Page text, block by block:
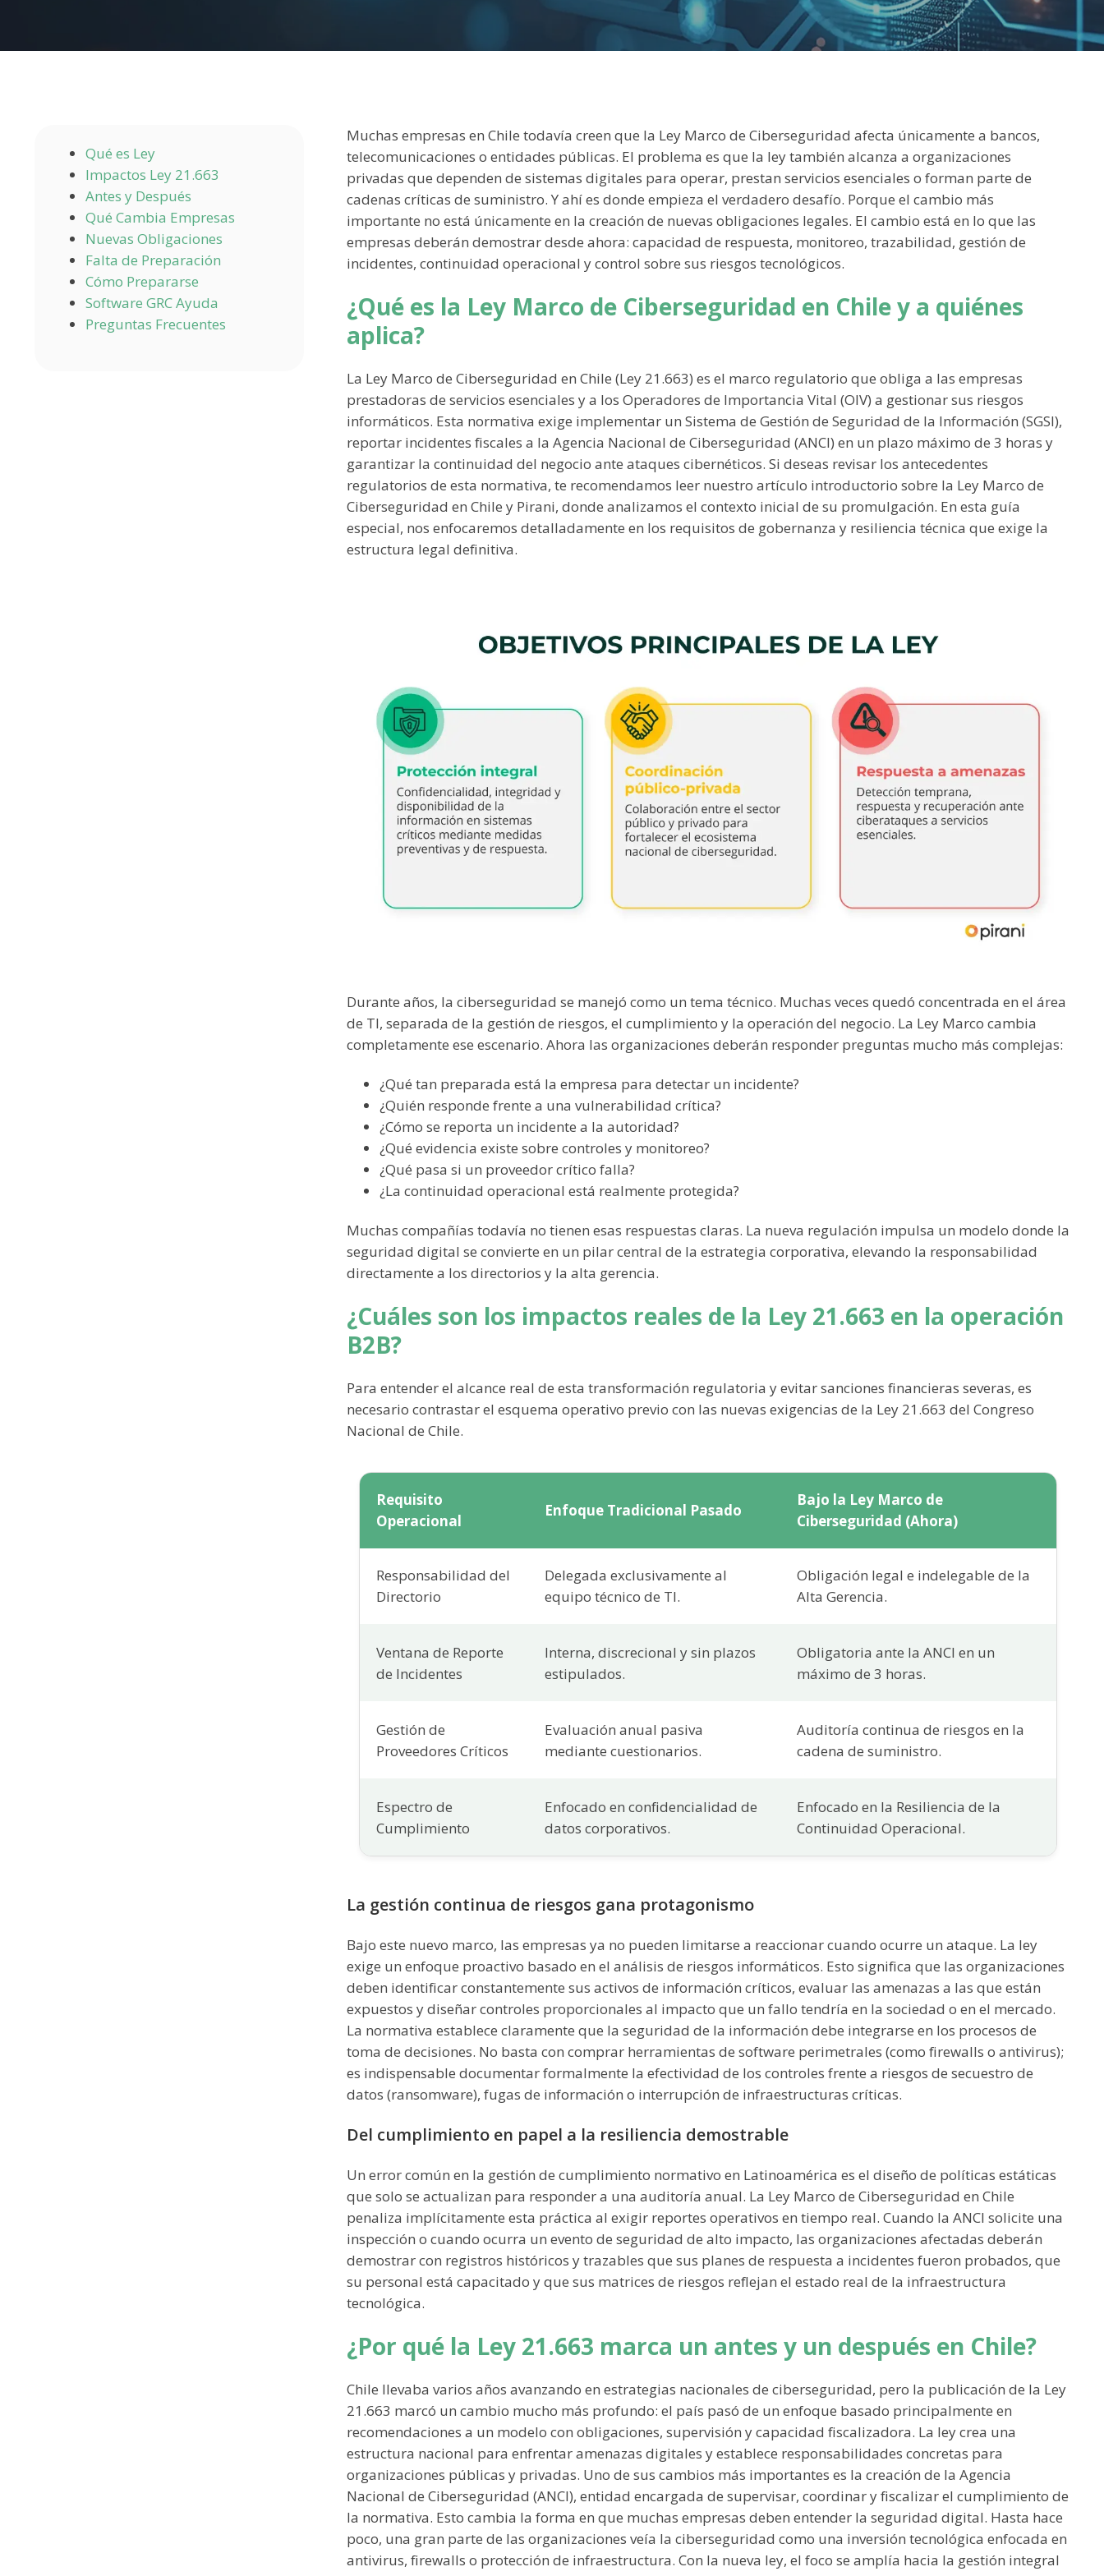
Qué es Ley
Impactos Ley 21.663
Antes y Después
Qué Cambia Empresas
Nuevas Obligaciones
Falta de Preparación
Cómo Prepararse
Software GRC Ayuda
Preguntas Frecuentes
Muchas empresas en Chile todavía creen que la Ley Marco de Ciberseguridad afecta únicamente a bancos,
telecomunicaciones o entidades públicas. El problema es que la ley también alcanza a organizaciones
privadas que dependen de sistemas digitales para operar, prestan servicios esenciales o forman parte de
cadenas críticas de suministro. Y ahí es donde empieza el verdadero desafío. Porque el cambio más
importante no está únicamente en la creación de nuevas obligaciones legales. El cambio está en lo que las
empresas deberán demostrar desde ahora: capacidad de respuesta, monitoreo, trazabilidad, gestión de
incidentes, continuidad operacional y control sobre sus riesgos tecnológicos.
¿Qué es la Ley Marco de Ciberseguridad en Chile y a quiénes
aplica?
La Ley Marco de Ciberseguridad en Chile (Ley 21.663) es el marco regulatorio que obliga a las empresas
prestadoras de servicios esenciales y a los Operadores de Importancia Vital (OIV) a gestionar sus riesgos
informáticos. Esta normativa exige implementar un Sistema de Gestión de Seguridad de la Información (SGSI),
reportar incidentes fiscales a la Agencia Nacional de Ciberseguridad (ANCI) en un plazo máximo de 3 horas y
garantizar la continuidad del negocio ante ataques cibernéticos. Si deseas revisar los antecedentes
regulatorios de esta normativa, te recomendamos leer nuestro artículo introductorio sobre la Ley Marco de
Ciberseguridad en Chile y Pirani, donde analizamos el contexto inicial de su promulgación. En esta guía
especial, nos enfocaremos detalladamente en los requisitos de gobernanza y resiliencia técnica que exige la
estructura legal definitiva.
Durante años, la ciberseguridad se manejó como un tema técnico. Muchas veces quedó concentrada en el área
de TI, separada de la gestión de riesgos, el cumplimiento y la operación del negocio. La Ley Marco cambia
completamente ese escenario. Ahora las organizaciones deberán responder preguntas mucho más complejas:
¿Qué tan preparada está la empresa para detectar un incidente?
¿Quién responde frente a una vulnerabilidad crítica?
¿Cómo se reporta un incidente a la autoridad?
¿Qué evidencia existe sobre controles y monitoreo?
¿Qué pasa si un proveedor crítico falla?
¿La continuidad operacional está realmente protegida?
Muchas compañías todavía no tienen esas respuestas claras. La nueva regulación impulsa un modelo donde la
seguridad digital se convierte en un pilar central de la estrategia corporativa, elevando la responsabilidad
directamente a los directorios y la alta gerencia.
¿Cuáles son los impactos reales de la Ley 21.663 en la operación
B2B?
Para entender el alcance real de esta transformación regulatoria y evitar sanciones financieras severas, es
necesario contrastar el esquema operativo previo con las nuevas exigencias de la Ley 21.663 del Congreso
Nacional de Chile.
Requisito
Operacional
Enfoque Tradicional Pasado
Bajo la Ley Marco de
Ciberseguridad (Ahora)
Responsabilidad del
Directorio
Delegada exclusivamente al
equipo técnico de TI.
Obligación legal e indelegable de la
Alta Gerencia.
Ventana de Reporte
de Incidentes
Interna, discrecional y sin plazos
estipulados.
Obligatoria ante la ANCI en un
máximo de 3 horas.
Gestión de
Proveedores Críticos
Evaluación anual pasiva
mediante cuestionarios.
Auditoría continua de riesgos en la
cadena de suministro.
Espectro de
Cumplimiento
Enfocado en confidencialidad de
datos corporativos.
Enfocado en la Resiliencia de la
Continuidad Operacional.
La gestión continua de riesgos gana protagonismo
Bajo este nuevo marco, las empresas ya no pueden limitarse a reaccionar cuando ocurre un ataque. La ley
exige un enfoque proactivo basado en el análisis de riesgos informáticos. Esto significa que las organizaciones
deben identificar constantemente sus activos de información críticos, evaluar las amenazas a las que están
expuestos y diseñar controles proporcionales al impacto que un fallo tendría en la sociedad o en el mercado.
La normativa establece claramente que la seguridad de la información debe integrarse en los procesos de
toma de decisiones. No basta con comprar herramientas de software perimetrales (como firewalls o antivirus);
es indispensable documentar formalmente la efectividad de los controles frente a riesgos de secuestro de
datos (ransomware), fugas de información o interrupción de infraestructuras críticas.
Del cumplimiento en papel a la resiliencia demostrable
Un error común en la gestión de cumplimiento normativo en Latinoamérica es el diseño de políticas estáticas
que solo se actualizan para responder a una auditoría anual. La Ley Marco de Ciberseguridad en Chile
penaliza implícitamente esta práctica al exigir reportes operativos en tiempo real. Cuando la ANCI solicite una
inspección o cuando ocurra un evento de seguridad de alto impacto, las organizaciones afectadas deberán
demostrar con registros históricos y trazables que sus planes de respuesta a incidentes fueron probados, que
su personal está capacitado y que sus matrices de riesgos reflejan el estado real de la infraestructura
tecnológica.
¿Por qué la Ley 21.663 marca un antes y un después en Chile?
Chile llevaba varios años avanzando en estrategias nacionales de ciberseguridad, pero la publicación de la Ley
21.663 marcó un cambio mucho más profundo: el país pasó de un enfoque basado principalmente en
recomendaciones a un modelo con obligaciones, supervisión y capacidad fiscalizadora. La ley crea una
estructura nacional para enfrentar amenazas digitales y establece responsabilidades concretas para
organizaciones públicas y privadas. Uno de sus cambios más importantes es la creación de la Agencia
Nacional de Ciberseguridad (ANCI), entidad encargada de supervisar, coordinar y fiscalizar el cumplimiento de
la normativa. Esto cambia la forma en que muchas empresas deben entender la seguridad digital. Hasta hace
poco, una gran parte de las organizaciones veía la ciberseguridad como una inversión tecnológica enfocada en
antivirus, firewalls o protección de infraestructura. Con la nueva ley, el foco se amplía hacia la gestión integral